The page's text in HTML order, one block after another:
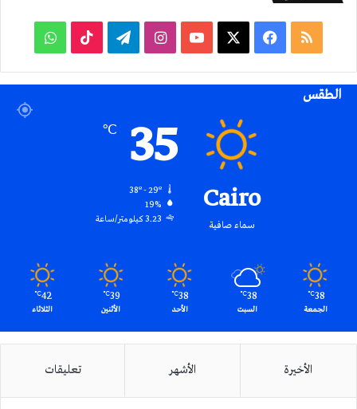
ملخص
الموقع
فيسبوك ‫YouTubeانستقرامتيلقرام ‫TikTokواتساب
الطقس
Cairo
سماء صافية
35
℃
19%
3.23 كيلومتر/ساعة
38
℃
الجمعة
38
℃
السبت
38
℃
الأحد
39
℃
الأثنين
42
℃
الثلاثاء
الأخيرة الأشهر تعليقات